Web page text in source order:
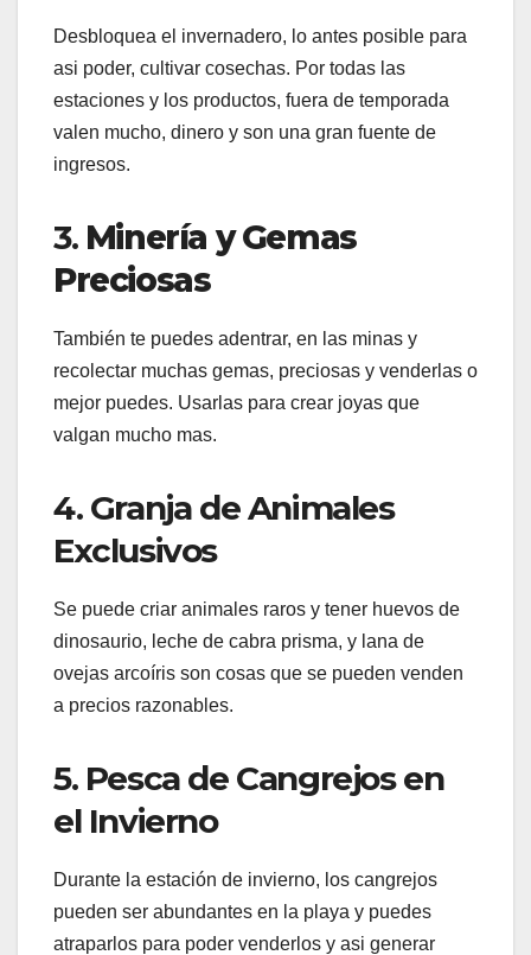
Desbloquea el invernadero, lo antes posible para
asi poder, cultivar cosechas. Por todas las
estaciones y los productos, fuera de temporada
valen mucho, dinero y son una gran fuente de
ingresos.
3. Minería y Gemas
Preciosas
También te puedes adentrar, en las minas y
recolectar muchas gemas, preciosas y venderlas o
mejor puedes. Usarlas para crear joyas que
valgan mucho mas.
4. Granja de Animales
Exclusivos
Se puede criar animales raros y tener huevos de
dinosaurio, leche de cabra prisma, y lana de
ovejas arcoíris son cosas que se pueden venden
a precios razonables.
5. Pesca de Cangrejos en
el Invierno
Durante la estación de invierno, los cangrejos
pueden ser abundantes en la playa y puedes
atraparlos para poder venderlos y asi generar